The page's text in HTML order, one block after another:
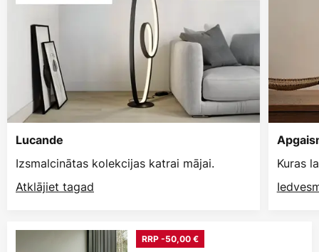
Lucande
Izsmalcinātas kolekcijas katrai mājai.
Atklājiet tagad
Kuras
RRP -50,00 €